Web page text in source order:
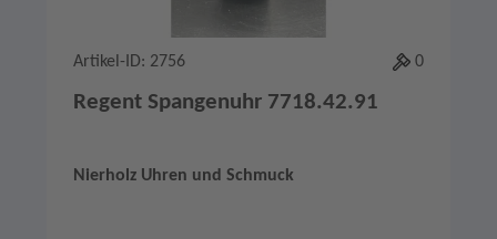
Artikel-ID: 2756 0
Regent Spangenuhr 7718.42.91
Nierholz Uhren und Schmuck